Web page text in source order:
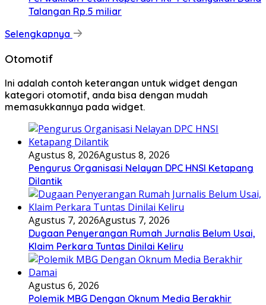
Talangan Rp.5 miliar
Selengkapnya
Otomotif
Ini adalah contoh keterangan untuk widget dengan
kategori otomotif, anda bisa dengan mudah
memasukkannya pada widget.
Agustus 8, 2026Agustus 8, 2026
Pengurus Organisasi Nelayan DPC HNSI Ketapang
Dilantik
Agustus 7, 2026Agustus 7, 2026
Dugaan Penyerangan Rumah Jurnalis Belum Usai,
Klaim Perkara Tuntas Dinilai Keliru
Agustus 6, 2026
Polemik MBG Dengan Oknum Media Berakhir